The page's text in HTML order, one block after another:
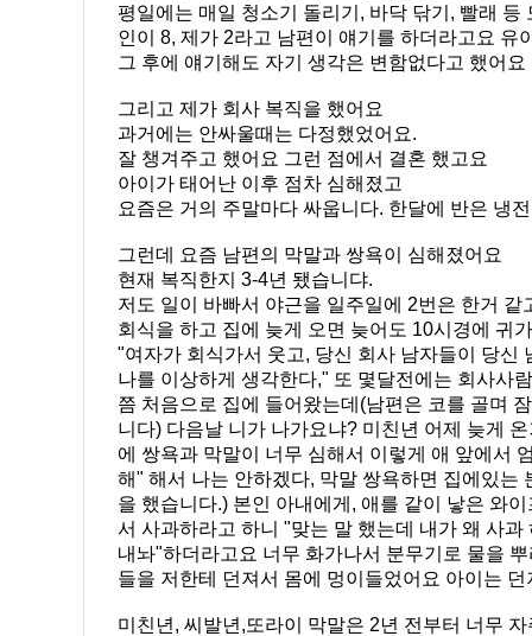
평일에는 매일 청소기 돌리기, 바닥 닦기, 빨래
인이 8, 제가 2라고 남편이 얘기를 하더라고요
그 후에 얘기해도 자기 생각은 변함없다고 했어요
그리고 제가 회사 복직을 했어요
과거에는 안싸울때는 다정했었어요.
잘 챙겨주고 했어요 그런 점에서 결혼 했고요
아이가 태어난 이후 점차 심해졌고
요즘은 거의 주말마다 싸웁니다. 한달에 반은 냉
그런데 요즘 남편의 막말과 쌍욕이 심해졌어요
현재 복직한지 3-4년 됐습니댜.
저도 일이 바빠서 야근을 일주일에 2번은 한거 같
회식을 하고 집에 늦게 오면 늦어도 10시경에 귀
"여자가 회식가서 웃고, 당신 회사 남자들이 당신
나를 이상하게 생각한다," 또 몇달전에는 회사사
쯤 처음으로 집에 들어왔는데(남편은 코를 골며
니다) 다음날 니가 나가요냐? 미친년 어제 늦게
에 쌍욕과 막말이 너무 심해서 이렇게 애 앞에서
해" 해서 나는 안하겠다, 막말 쌍욕하면 집에있는
을 했습니다.) 본인 아내에게, 애를 같이 낳은 와
서 사과하라고 하니 "맞는 말 했는데 내가 왜 사
내놔"하더라고요 너무 화가나서 분무기로 물을
들을 저한테 던져서 몸에 멍이들었어요 아이는
미친년, 씨발년,또라이 막말은 2년 전부터 너무